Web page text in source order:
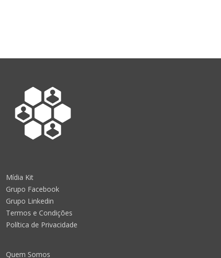
Mídia Kit
Grupo Facebook
Grupo Linkedin
Termos e Condições
Política de Privacidade
Quem Somos